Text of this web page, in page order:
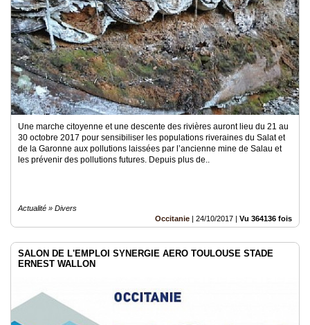
Une marche citoyenne et une descente des rivières auront lieu du 21 au
30 octobre 2017 pour sensibiliser les populations riveraines du Salat et
de la Garonne aux pollutions laissées par l’ancienne mine de Salau et
les prévenir des pollutions futures. Depuis plus de..
Actualité » Divers
Occitanie | 24/10/2017 | Vu 364136 fois
SALON DE L'EMPLOI SYNERGIE AERO TOULOUSE STADE
ERNEST WALLON